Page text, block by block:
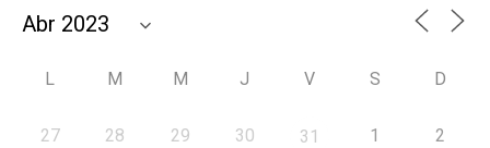
L M M J V S D
27 28 29 30 31 1 2